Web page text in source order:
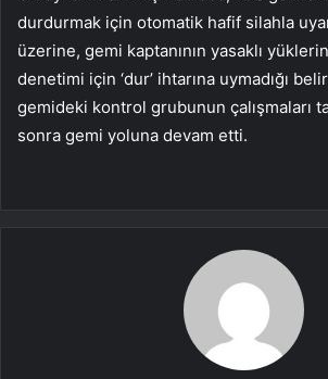
durdurmak için otomatik hafif silahla
üzerine, gemi kaptanının yasaklı yüklerin
denetimi için ‘dur’ ihtarına uymadığı
gemideki kontrol grubunun çalışmaları
sonra gemi yoluna devam etti.